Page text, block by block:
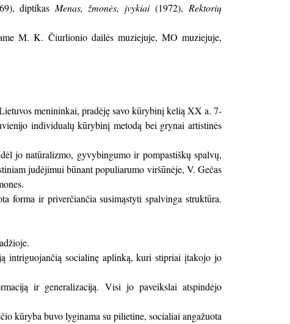
diptikas Menas, žmonės, įvykiai(1972), Rektorių
M. K. Čiurlionio dailės muziejuje, MO muziejuje,
menininkai, pradėję savo kūrybinį kelią XX a. 7-
individualų kūrybinį metodą bei grynai artistinės
jo natūralizmo, gyvybingumo ir pompastiškų spalvų,
judėjimui būnant populiarumo viršūnėje, V. Gečas
forma ir priverčiančia susimąstyti spalvinga struktūra.
intriguojančią socialinę aplinką, kuri stipriai įtakojo jo
ir generalizaciją. Visi jo paveikslai atspindėjo
kūryba buvo lyginama su pilietine, socialiai angažuota